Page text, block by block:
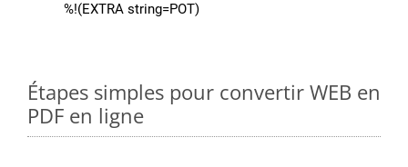
%!(EXTRA string=POT)
Étapes simples pour convertir WEB en
PDF en ligne